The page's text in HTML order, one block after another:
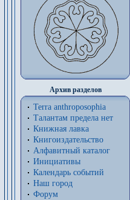
Архив разделов
Terra anthroposophia
Талантам предела нет
Книжная лавка
Книгоиздательство
Алфавитный каталог
Инициативы
Календарь событий
Наш город
Форум